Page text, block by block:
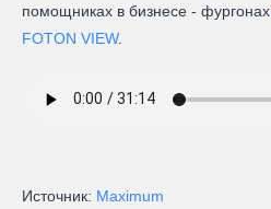
помощниках в бизнесе - фургонах
FOTON VIEW.
Источник: Maximum